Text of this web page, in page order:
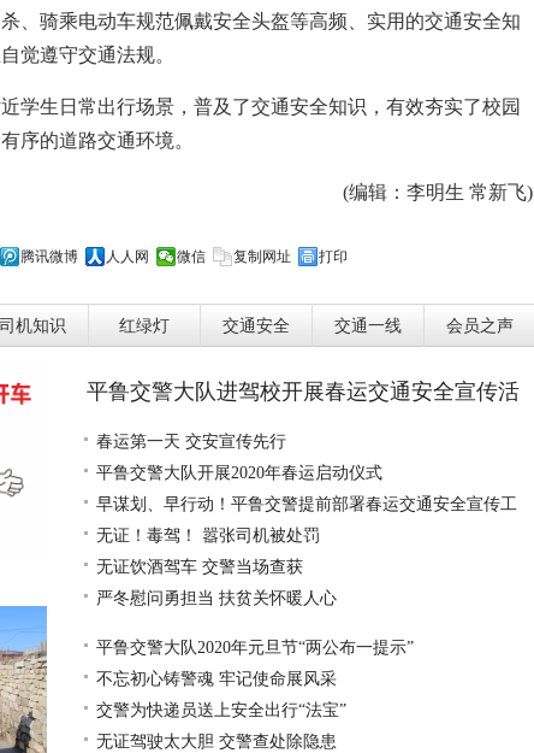
、骑乘电动车规范佩戴安全头盔等高频、实用的交通安全知
觉遵守交通法规。
学生日常出行场景，普及了交通安全知识，有效夯实了校园
序的道路交通环境。
(编辑：李明生 常新飞)
腾讯微博 人人网 微信 复制网址 打印
司机知识 红绿灯 交通安全 交通一线 会员之声
平鲁交警大队进驾校开展春运交通安全宣传活
春运第一天 交安宣传先行
平鲁交警大队开展2020年春运启动仪式
早谋划、早行动！平鲁交警提前部署春运交通安全宣传工
无证！毒驾！ 嚣张司机被处罚
无证饮酒驾车 交警当场查获
严冬慰问勇担当 扶贫关怀暖人心
平鲁交警大队2020年元旦节“两公布一提示”
不忘初心铸警魂 牢记使命展风采
交警为快递员送上安全出行“法宝”
无证驾驶太大胆 交警查处除隐患